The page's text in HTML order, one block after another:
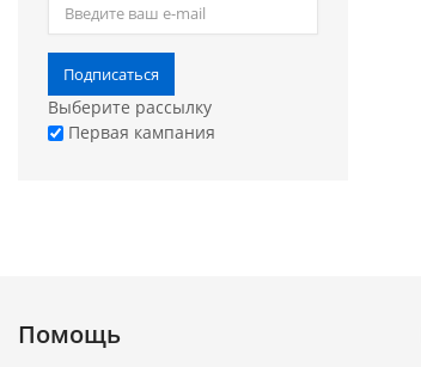
Подписаться
Выберите рассылку
Первая кампания
Помощь